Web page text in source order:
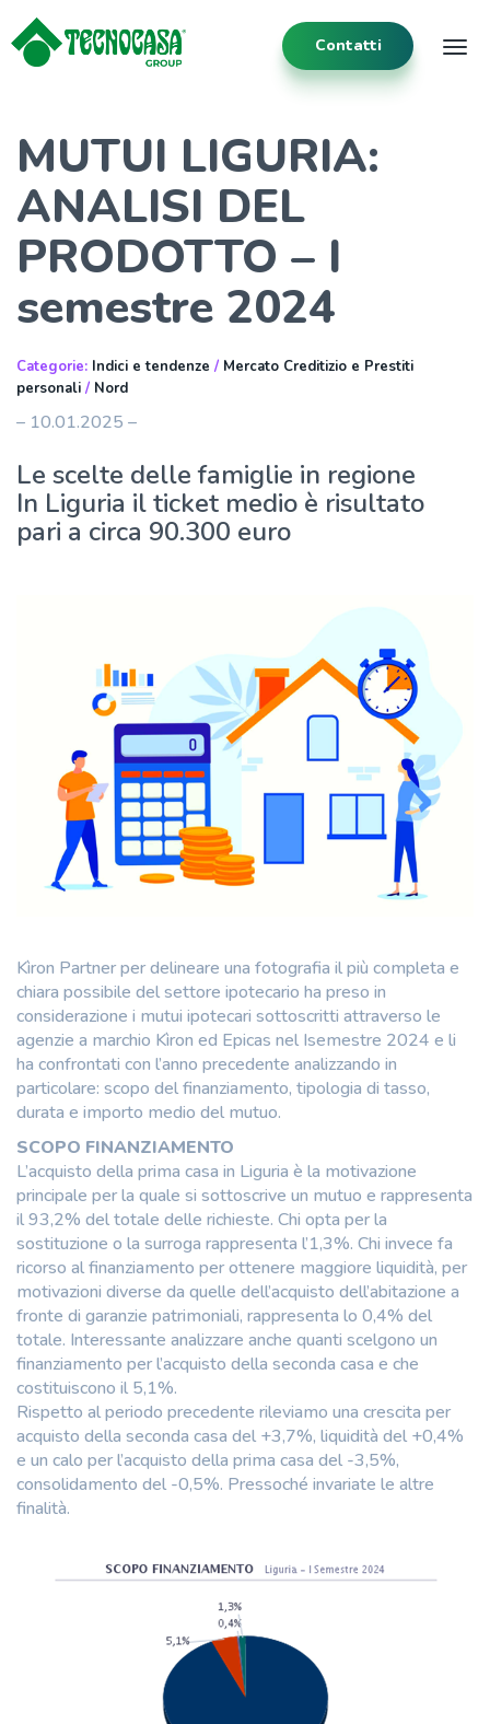
Contatti
MUTUI LIGURIA:
ANALISI DEL
PRODOTTO – I
semestre 2024
Categorie: Indici e tendenze / Mercato Creditizio e Prestiti
personali / Nord
– 10.01.2025 –
Le scelte delle famiglie in regione
In Liguria il ticket medio è risultato
pari a circa 90.300 euro
Kìron Partner per delineare una fotografia il più completa e
chiara possibile del settore ipotecario ha preso in
considerazione i mutui ipotecari sottoscritti attraverso le
agenzie a marchio Kìron ed Epicas nel Isemestre 2024 e li
ha confrontati con l’anno precedente analizzando in
particolare: scopo del finanziamento, tipologia di tasso,
durata e importo medio del mutuo.
SCOPO FINANZIAMENTO
L’acquisto della prima casa in Liguria è la motivazione
principale per la quale si sottoscrive un mutuo e rappresenta
il 93,2% del totale delle richieste. Chi opta per la
sostituzione o la surroga rappresenta l’1,3%. Chi invece fa
ricorso al finanziamento per ottenere maggiore liquidità, per
motivazioni diverse da quelle dell’acquisto dell’abitazione a
fronte di garanzie patrimoniali, rappresenta lo 0,4% del
totale. Interessante analizzare anche quanti scelgono un
finanziamento per l’acquisto della seconda casa e che
costituiscono il 5,1%.
Rispetto al periodo precedente rileviamo una crescita per
acquisto della seconda casa del +3,7%, liquidità del +0,4%
e un calo per l’acquisto della prima casa del -3,5%,
consolidamento del -0,5%. Pressoché invariate le altre
finalità.